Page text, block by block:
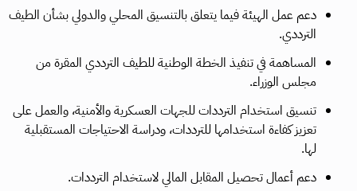
دعم عمل الهيئة فيما يتعلق بالتنسيق المحلي والدولي بشأن الطيف
الترددي.
المساهمة في تنفيذ الخطة الوطنية للطيف الترددي المقرة من
مجلس الوزراء.
تنسيق استخدام الترددات للجهات العسكرية والأمنية، والعمل على
تعزيز كفاءة استخدامها للترددات، ودراسة الاحتياجات المستقبلية
لها.
دعم أعمال تحصيل المقابل المالي لاستخدام الترددات.